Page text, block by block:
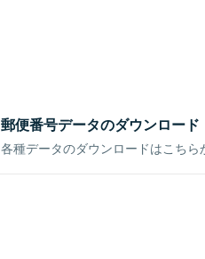
郵便番号データのダウンロード
各種データのダウンロードはこちら